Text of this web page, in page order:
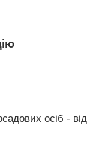
осіб - від